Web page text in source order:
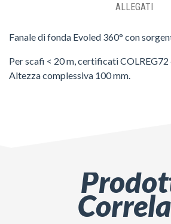
ALLEGATI
Fanale di fonda Evoled 360° con
Per scafi < 20 m, certificati COLREG72
Altezza complessiva 100 mm.